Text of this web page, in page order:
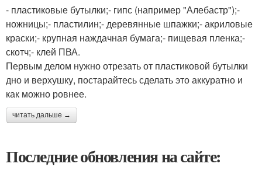
- пластиковые бутылки;- гипс (например "Алебастр");-
ножницы;- пластилин;- деревянные шпажки;- акриловые
краски;- крупная наждачная бумага;- пищевая пленка;-
скотч;- клей ПВА.
Первым делом нужно отрезать от пластиковой бутылки
дно и верхушку, постарайтесь сделать это аккуратно и
как можно ровнее.
читать дальше →
Последние обновления на сайте: